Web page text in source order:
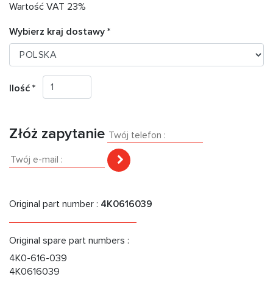
Wartość VAT 23%
Wybierz kraj dostawy *
Ilość *
Złóż zapytanie
Original part number : 4K0616039
Original spare part numbers :
4K0-616-039
4K0616039